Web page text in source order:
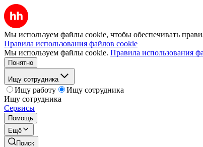
Мы используем файлы cookie, чтобы обеспечивать
Правила использования файлов cookie
Мы используем файлы cookie. Правила использования
Понятно
Ищу сотрудника
Ищу работу
Ищу сотрудника
Ищу сотрудника
Сервисы
Помощь
Ещё
Поиск